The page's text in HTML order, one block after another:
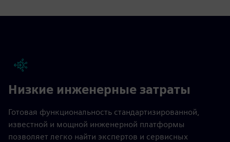
Низкие инженерные затраты
Готовая функциональность стандартизированной,
известной и мощной инженерной платформы
позволяет легко найти экспертов и сервисных